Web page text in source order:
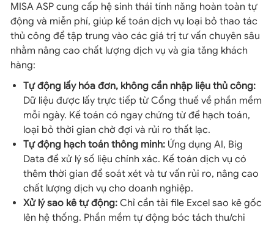
MISA ASP cung cấp hệ sinh thái tính năng hoàn toàn tự
động và miễn phí, giúp kế toán dịch vụ loại bỏ thao tác
thủ công để tập trung vào các giá trị tư vấn chuyên sâu
nhằm nâng cao chất lượng dịch vụ và gia tăng khách
hàng:
Tự động lấy hóa đơn, không cần nhập liệu thủ công:
Dữ liệu được lấy trực tiếp từ Cổng thuế về phần mềm
mỗi ngày. Kế toán có ngay chứng từ để hạch toán,
loại bỏ thời gian chờ đợi và rủi ro thất lạc.
Tự động hạch toán thông minh: Ứng dụng AI, Big
Data để xử lý số liệu chính xác. Kế toán dịch vụ có
thêm thời gian để soát xét và tư vấn rủi ro, nâng cao
chất lượng dịch vụ cho doanh nghiệp.
Xử lý sao kê tự động: Chỉ cần tải file Excel sao kê gốc
lên hệ thống. Phần mềm tự động bóc tách thu/chi